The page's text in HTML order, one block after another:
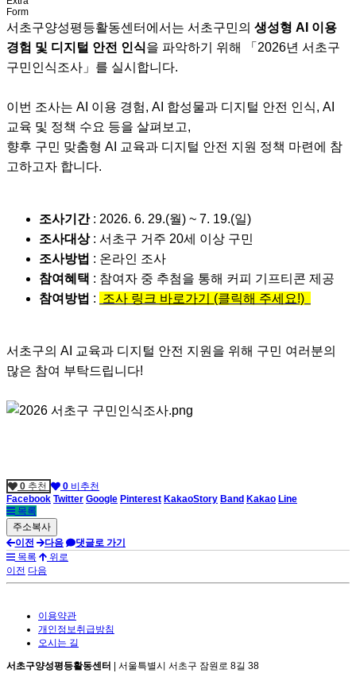
Form
서초구양성평등활동센터에서는 서초구민의 생성형 AI 이용
경험 및 디지털 안전 인식을 파악하기 위해 「2026년 서초구
구민인식조사」를 실시합니다.
이번 조사는 AI 이용 경험, AI 합성물과 디지털 안전 인식, AI
교육 및 정책 수요 등을 살펴보고,
향후 구민 맞춤형 AI 교육과 디지털 안전 지원 정책 마련에 참
고하고자 합니다.
조사기간: 2026. 6. 29.(월) ~ 7. 19.(일)
조사대상: 서초구 거주 20세 이상 구민
조사방법 : 온라인 조사
참여혜택 : 참여자 중 추첨을 통해 커피 기프티콘 제공
참여방법 : 조사 링크 바로가기 (클릭해 주세요!)
서초구의 AI 교육과 디지털 안전 지원을 위해 구민 여러분의
많은 참여 부탁드립니다!
0 추천 0 비추천
Facebook Twitter Google Pinterest KakaoStory Band Kakao Line
목록
이전 다음
댓글로 가기
목록
위로
이전 다음
이용약관
개인정보취급방침
오시는 길
서초구양성평등활동센터 | 서울특별시 서초구 잠원로 8길 38